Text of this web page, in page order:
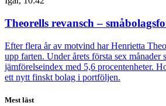
Theorells revansch –
Efter flera år av motvind har Henrietta
upp farten. Under årets första sex månader
jämförelseindex med 5,6 procentenheter.
ett nytt finskt bolag i portföljen.
Mest läst